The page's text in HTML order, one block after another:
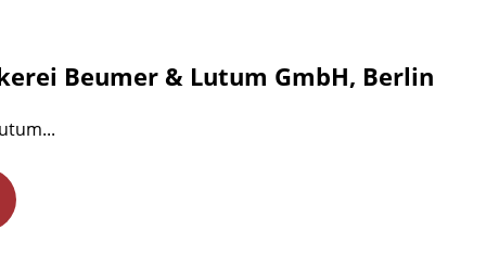
Beumer & Lutum GmbH, Berlin